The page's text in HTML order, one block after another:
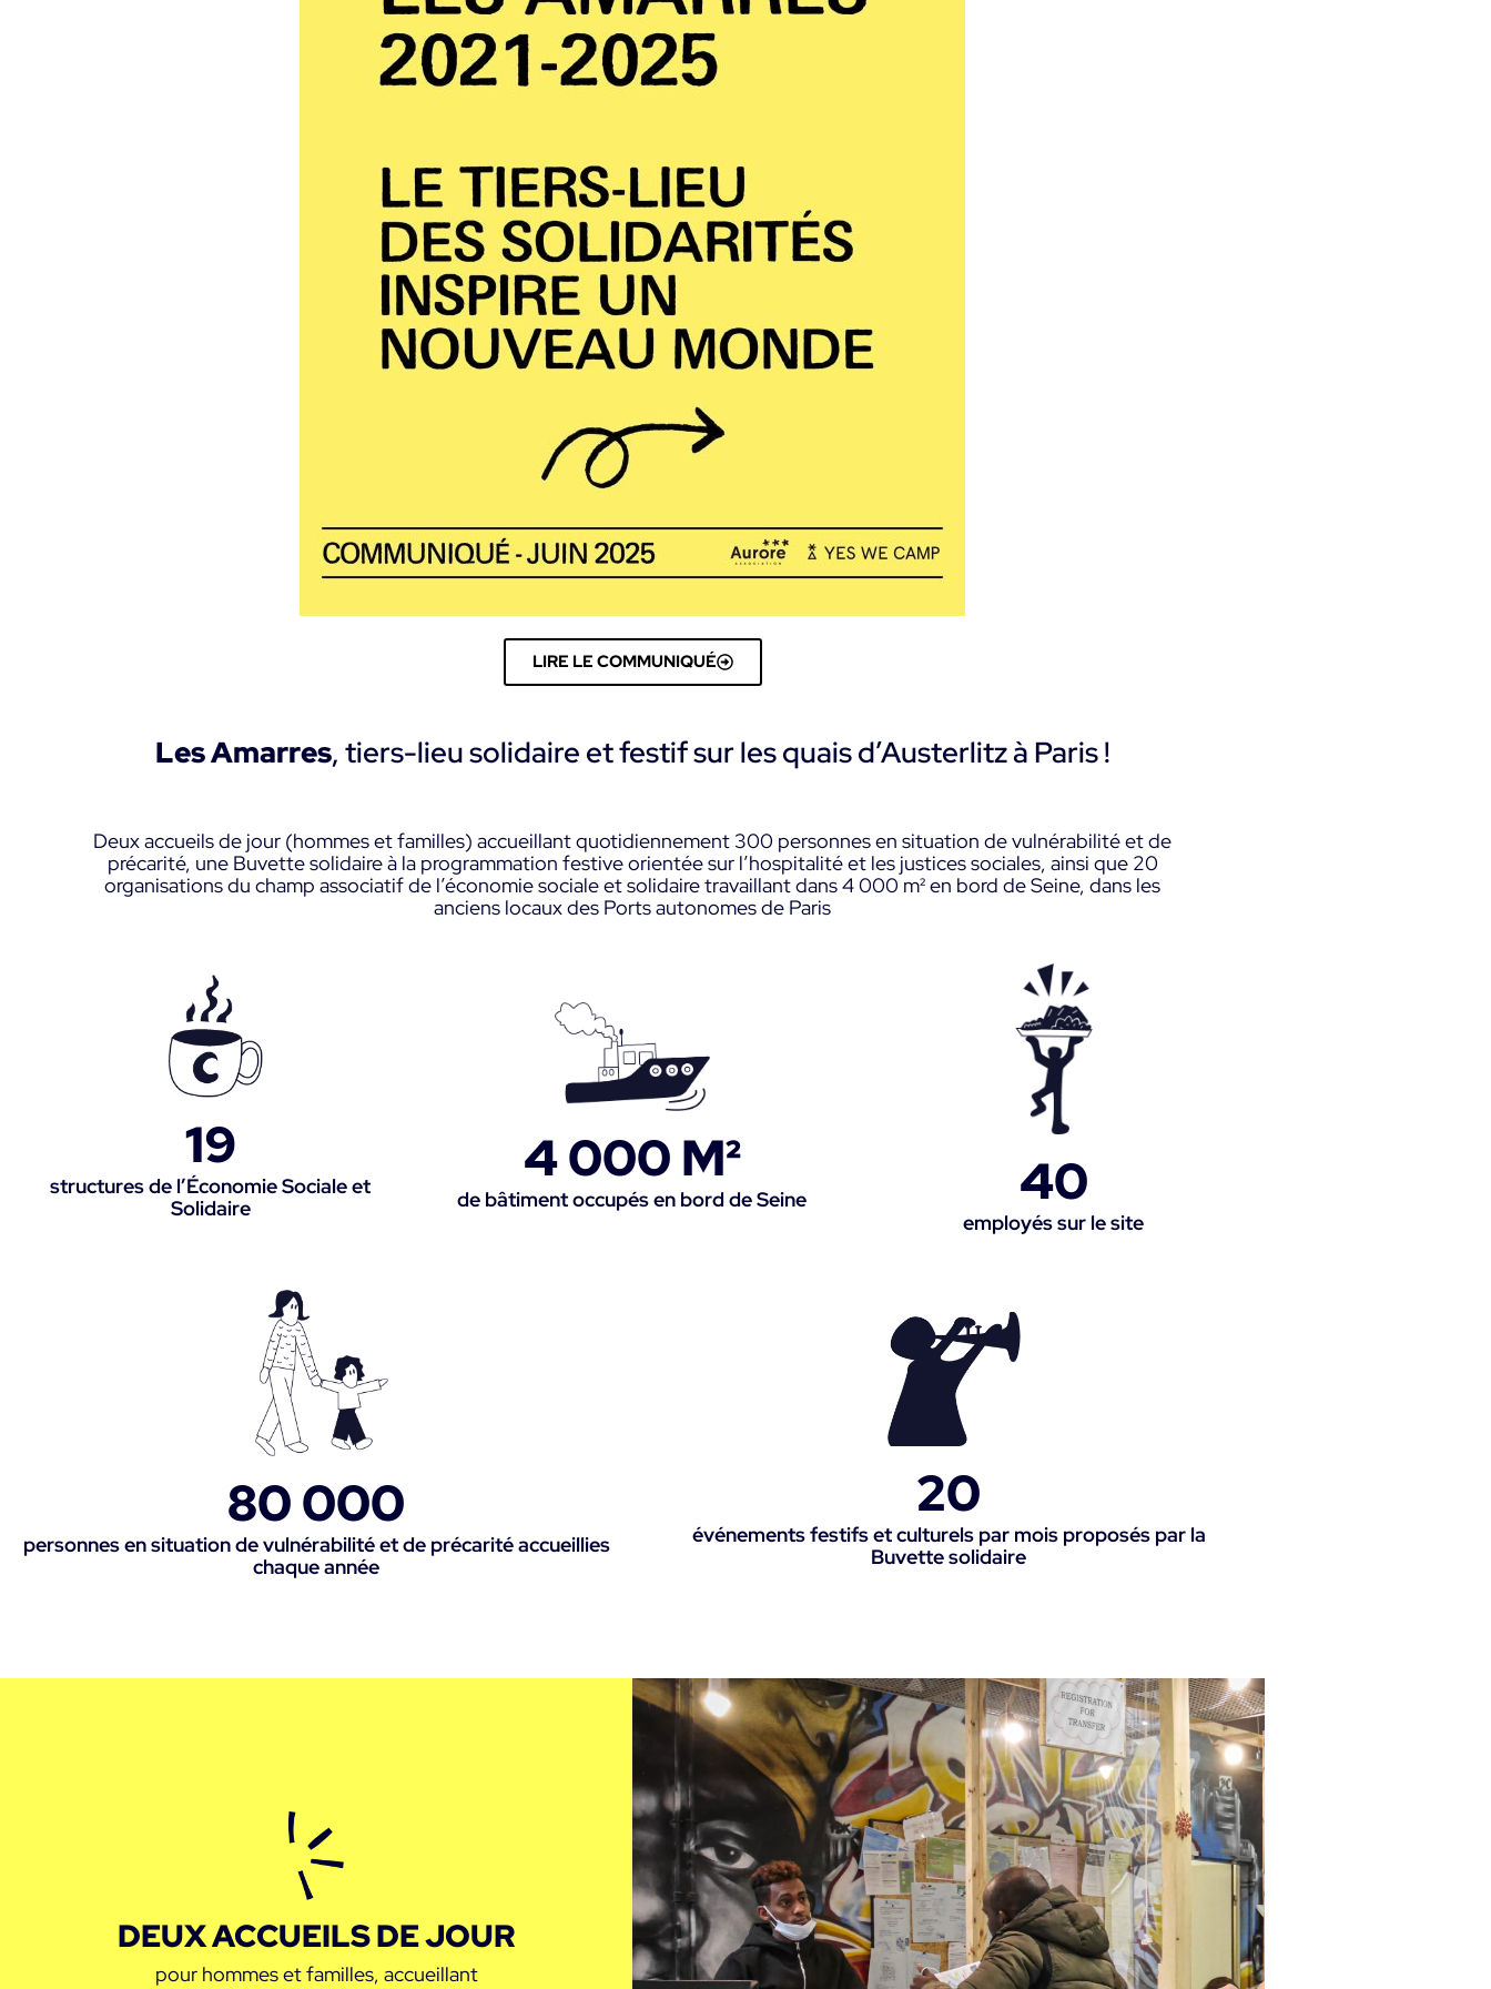
LIRE LE COMMUNIQUÉ
Les Amarres, tiers-lieu solidaire et festif sur les quais d’Austerlitz à Paris !
Deux accueils de jour (hommes et familles) accueillant quotidiennement 300 personnes en situation de vulnérabilité et de
précarité, une Buvette solidaire à la programmation festive orientée sur l’hospitalité et les justices sociales, ainsi que 20
organisations du champ associatif de l’économie sociale et solidaire travaillant dans 4 000 m² en bord de Seine, dans les
anciens locaux des Ports autonomes de Paris
19
structures de l’Économie Sociale et
Solidaire
4 000 M²
de bâtiment occupés en bord de Seine 40
employés sur le site
80 000
personnes en situation de vulnérabilité et de précarité accueillies
chaque année
20
événements festifs et culturels par mois proposés par la
Buvette solidaire
DEUX ACCUEILS DE JOUR
pour hommes et familles, accueillant